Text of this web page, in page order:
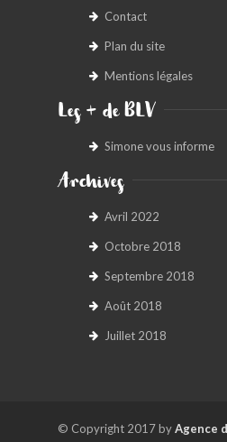
Contact
Plan du site
Mentions légales
Les + de BLV
Simone vous informe
Archives
Avril 2022
Octobre 2018
Septembre 2018
Août 2018
Juillet 2018
© Copyright 2017 byAgence